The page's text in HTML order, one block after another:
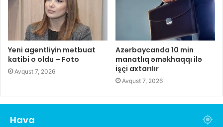
Yeni agentliyin mətbuat
katibi o oldu – Foto
Avqust 7, 2026
Azərbaycanda 10 min
manatlıq əməkhaqqı ilə
işçi axtarılır
Avqust 7, 2026
Hava